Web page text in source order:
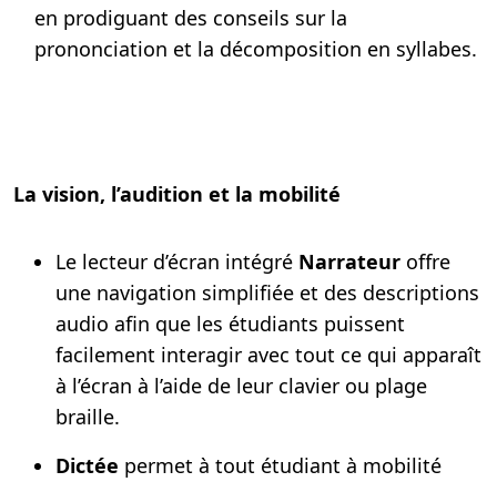
en prodiguant des conseils sur la
prononciation et la décomposition en syllabes.
La vision, l’audition et la mobilité
Le lecteur d’écran intégré Narrateur offre
une navigation simplifiée et des descriptions
audio afin que les étudiants puissent
facilement interagir avec tout ce qui apparaît
à l’écran à l’aide de leur clavier ou plage
braille.
Dictée permet à tout étudiant à mobilité